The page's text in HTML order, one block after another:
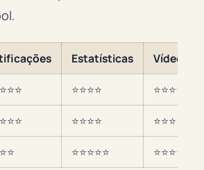
Estatísticas Vídeos
⭐⭐⭐⭐ ⭐⭐⭐⭐⭐
⭐⭐⭐⭐ ⭐⭐⭐
⭐⭐⭐⭐⭐ ⭐⭐⭐⭐